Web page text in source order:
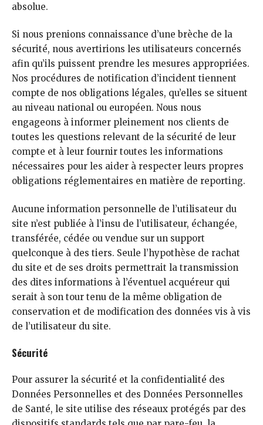
absolue.
Si nous prenions connaissance d’une brèche de la
sécurité, nous avertirions les utilisateurs concernés
afin qu’ils puissent prendre les mesures appropriées.
Nos procédures de notification d’incident tiennent
compte de nos obligations légales, qu’elles se situent
au niveau national ou européen. Nous nous
engageons à informer pleinement nos clients de
toutes les questions relevant de la sécurité de leur
compte et à leur fournir toutes les informations
nécessaires pour les aider à respecter leurs propres
obligations réglementaires en matière de reporting.
Aucune information personnelle de l’utilisateur du
site n’est publiée à l’insu de l’utilisateur, échangée,
transférée, cédée ou vendue sur un support
quelconque à des tiers. Seule l’hypothèse de rachat
du site et de ses droits permettrait la transmission
des dites informations à l’éventuel acquéreur qui
serait à son tour tenu de la même obligation de
conservation et de modification des données vis à vis
de l’utilisateur du site.
Sécurité
Pour assurer la sécurité et la confidentialité des
Données Personnelles et des Données Personnelles
de Santé, le site utilise des réseaux protégés par des